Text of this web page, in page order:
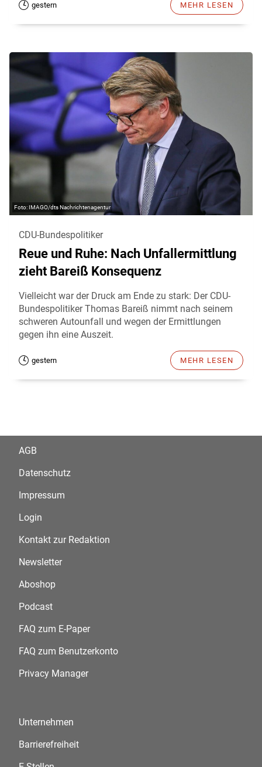
gestern MEHR LESEN
IMAGO/dts Nachrichtenagentur
CDU-Bundespolitiker
Reue und Ruhe: Nach Unfallermittlung
zieht Bareiß Konsequenz
Vielleicht war der Druck am Ende zu stark: Der CDU-
Bundespolitiker Thomas Bareiß nimmt nach seinem
schweren Autounfall und wegen der Ermittlungen
gegen ihn eine Auszeit.
gestern MEHR LESEN
AGB
Datenschutz
Impressum
Login
Kontakt zur Redaktion
Newsletter
Aboshop
Podcast
FAQ zum E-Paper
FAQ zum Benutzerkonto
Privacy Manager
Unternehmen
Barrierefreiheit